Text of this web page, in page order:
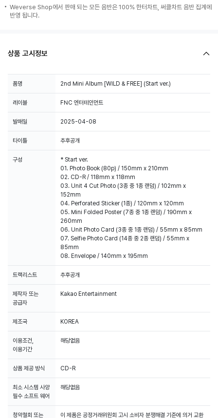
Weverse Shop에서 판매 되는 모든 음반은 100% 한터차트, 써클차트 음반 집계에
반영 됩니다.
상품 고시정보
품명 2nd Mini Album [WILD & FREE] (Start ver.)
레이블 FNC 엔터테인먼트
발매일 2025-04-08
타이틀 추후공개
구성
* Start ver.
01. Photo Book (80p) / 150mm x 210mm
02. CD-R / 118mm x 118mm
03. Unit 4 Cut Photo (3종 중 1종 랜덤) / 102mm x
152mm
04. Perforated Sticker (1종) / 120mm x 120mm
05. Mini Folded Poster (7종 중 1종 랜덤) / 190mm x
260mm
06. Unit Photo Card (3종 중 1종 랜덤) / 55mm x 85mm
07. Selfie Photo Card (14종 중 2종 랜덤) / 55mm x
85mm
08. Envelope / 140mm x 195mm
트랙리스트 추후공개
제작자 또는
공급자
Kakao Entertainment
제조국 KOREA
이용조건,
이용기간
해당없음
상품 제공 방식 CD-R
최소 시스템 사양
필수 소프트 웨어
해당없음
청약철회 또는
이 제품은 공정거래위원회 고시 소비자 분쟁해결 기준에 의거 교환